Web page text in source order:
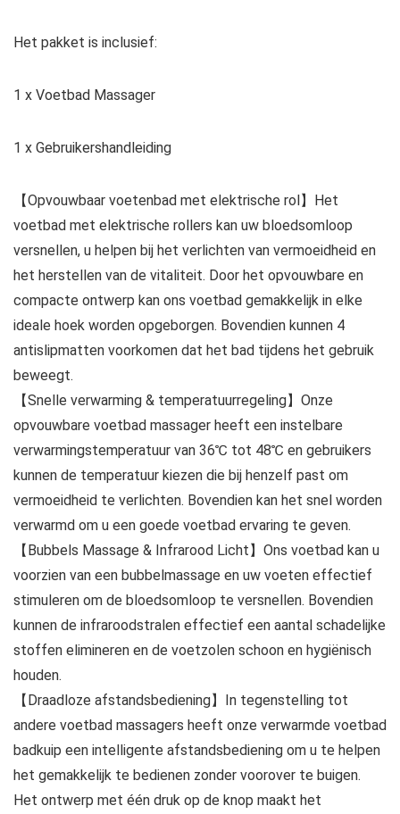
Het pakket is inclusief:
1 x Voetbad Massager
1 x Gebruikershandleiding
【Opvouwbaar voetenbad met elektrische rol】Het
voetbad met elektrische rollers kan uw bloedsomloop
versnellen, u helpen bij het verlichten van vermoeidheid en
het herstellen van de vitaliteit. Door het opvouwbare en
compacte ontwerp kan ons voetbad gemakkelijk in elke
ideale hoek worden opgeborgen. Bovendien kunnen 4
antislipmatten voorkomen dat het bad tijdens het gebruik
beweegt.
【Snelle verwarming & temperatuurregeling】Onze
opvouwbare voetbad massager heeft een instelbare
verwarmingstemperatuur van 36℃ tot 48℃ en gebruikers
kunnen de temperatuur kiezen die bij henzelf past om
vermoeidheid te verlichten. Bovendien kan het snel worden
verwarmd om u een goede voetbad ervaring te geven.
【Bubbels Massage & Infrarood Licht】Ons voetbad kan u
voorzien van een bubbelmassage en uw voeten effectief
stimuleren om de bloedsomloop te versnellen. Bovendien
kunnen de infraroodstralen effectief een aantal schadelijke
stoffen elimineren en de voetzolen schoon en hygiënisch
houden.
【Draadloze afstandsbediening】In tegenstelling tot
andere voetbad massagers heeft onze verwarmde voetbad
badkuip een intelligente afstandsbediening om u te helpen
het gemakkelijk te bedienen zonder voorover te buigen.
Het ontwerp met één druk op de knop maakt het